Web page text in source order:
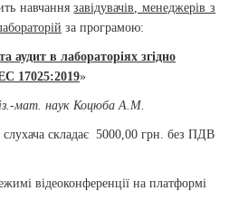
навчаннязавідувачів, менеджерів з
за програмою:
аудит в лабораторіях згідно
17025:2019»
мат. наук Коцюба А.М.
складає 5000,00 грн. без ПДВ
відеоконференції на платформі